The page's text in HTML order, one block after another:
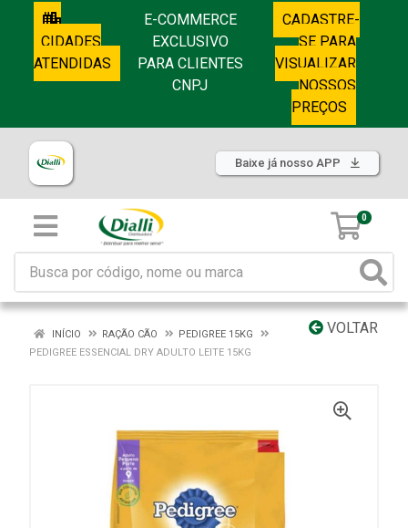
CIDADES
ATENDIDAS
E-COMMERCE
EXCLUSIVO
PARA CLIENTES
CNPJ
CADASTRE-
SE PARA
VISUALIZAR
NOSSOS
PREÇOS
Baixe já nosso APP
0
VOLTAR
INÍCIO RAÇÃO CÃO
PEDIGREE 15KG
PEDIGREE ESSENCIAL DRY ADULTO LEITE 15KG